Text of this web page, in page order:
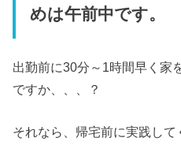
めは午前中です。
出勤前に30分～1時間早く家
ですか、、、？
それなら、帰宅前に実践し